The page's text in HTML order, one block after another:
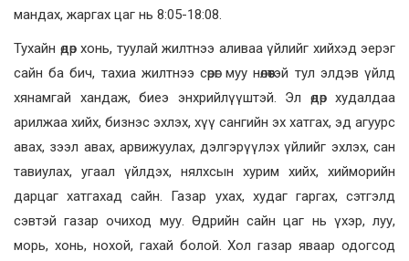
мандах, жаргах цаг нь 8:05-18:08.
Тухайн өдөр хонь, туулай жилтнээ аливаа үйлийг хийхэд эерэг
сайн ба бич, тахиа жилтнээ сөрөг муу нөлөөтэй тул элдэв үйлд
хянамгай хандаж, биеэ энхрийлүүштэй. Эл өдөр худалдаа
арилжаа хийх, бизнэс эхлэх, хүү сангийн эх хатгах, эд агуурс
авах, зээл авах, арвижуулах, дэлгэрүүлэх үйлийг эхлэх, сан
тавиулах, угаал үйлдэх, нялхсын хурим хийх, хийморийн
дарцаг хатгахад сайн. Газар ухах, худаг гаргах, сэтгэлд
сэвтэй газар очиход муу. Өдрийн сайн цаг нь үхэр, луу,
морь, хонь, нохой, гахай болой. Хол газар яваар одогсод